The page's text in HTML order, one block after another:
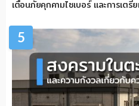
เตือนภัยคุกคามไซเบอร์ และการเต
5